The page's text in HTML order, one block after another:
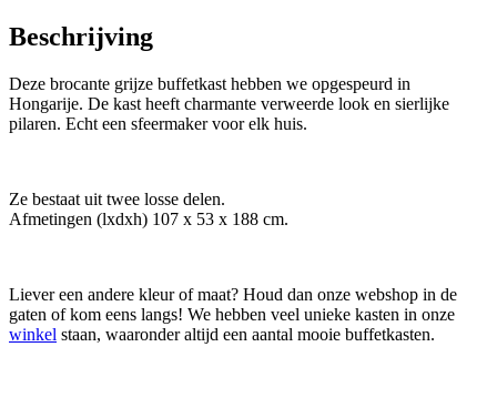
Beschrijving
Deze brocante grijze buffetkast hebben we opgespeurd in
Hongarije. De kast heeft charmante verweerde look en sierlijke
pilaren. Echt een sfeermaker voor elk huis.
Ze bestaat uit twee losse delen.
Afmetingen (lxdxh) 107 x 53 x 188 cm.
Liever een andere kleur of maat? Houd dan onze webshop in de
gaten of kom eens langs! We hebben veel unieke kasten in onze
winkel staan, waaronder altijd een aantal mooie buffetkasten.